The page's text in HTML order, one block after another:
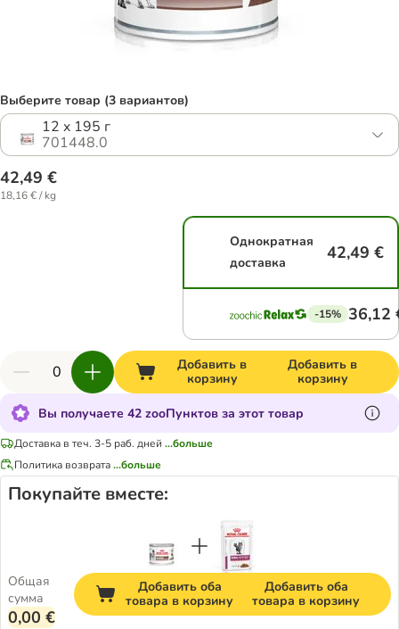
Выберите товар (3 вариантов)
12 x 195 г
701448.0
42,49 €
18,16 € / kg
Однократная
доставка
42,49 €
-15% 36,12
Добавить в
корзину
Добавить в
корзину
Вы получаете 42 zooПунктов за этот товар
Доставка в теч. 3-5 раб. дней ...больше
Политика возврата...больше
Покупайте вместе:
Общая
сумма
0,00 €
Добавить оба
товара в корзину
Добавить оба
товара в корзину